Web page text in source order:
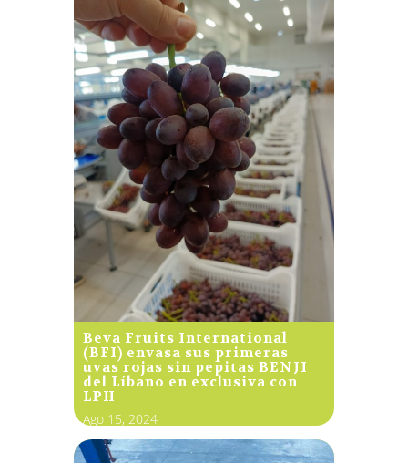
Beva Fruits International
(BFI) envasa sus primeras
uvas rojas sin pepitas BENJI
del Líbano en exclusiva con
LPH
Ago 15, 2024